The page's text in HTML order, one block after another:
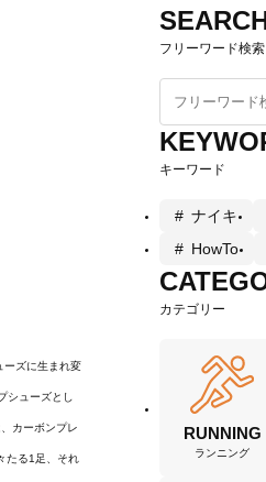
ーズに生まれ変
シューズとし
カーボンプレ
たる1足、それ
フリーワード検索
キーワード
ナイキ
HowTo
カテゴリー
RUNNING
ランニング